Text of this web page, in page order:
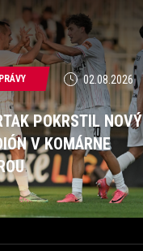
02.08.2026
POKRSTIL NOVÝ
V KOMÁRNE